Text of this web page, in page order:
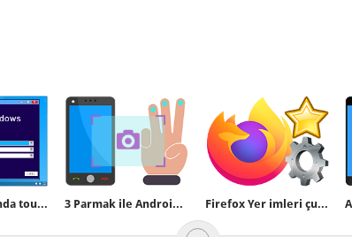
Format sırasında touchpad ve mouse çalışmıyor 3 Parmak ile Android te Ekran görüntüsü alın Firefox Yer imleri çubuğunun satır sayısını arttırın